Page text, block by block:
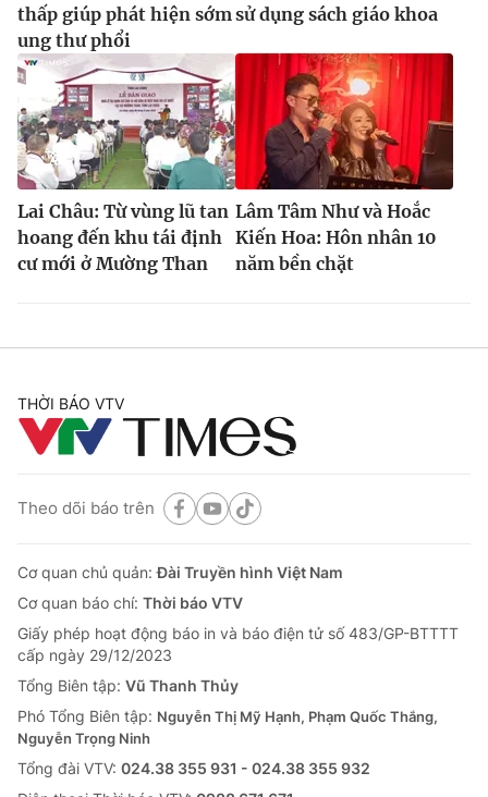
thấp giúp phát hiện sớm
ung thư phổi
sử dụng sách giáo khoa
Lai Châu: Từ vùng lũ tan
hoang đến khu tái định
cư mới ở Mường Than
Lâm Tâm Như và Hoắc
Kiến Hoa: Hôn nhân 10
năm bền chặt
THỜI BÁO VTV
Theo dõi báo trên
Cơ quan chủ quản:Đài Truyền hình Việt Nam
Cơ quan báo chí: Thời báo VTV
Giấy phép hoạt động báo in và báo điện tử số 483/GP-BTTTT
cấp ngày 29/12/2023
Tổng Biên tập: Vũ Thanh Thủy
Phó Tổng Biên tập: Nguyễn Thị Mỹ Hạnh, Phạm Quốc Thắng,
Nguyễn Trọng Ninh
Tổng đài VTV: 024.38 355 931 - 024.38 355 932